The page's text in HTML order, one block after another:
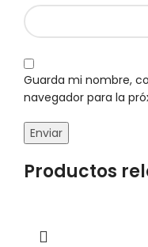
Guarda mi nombre,
navegador para la
Productos